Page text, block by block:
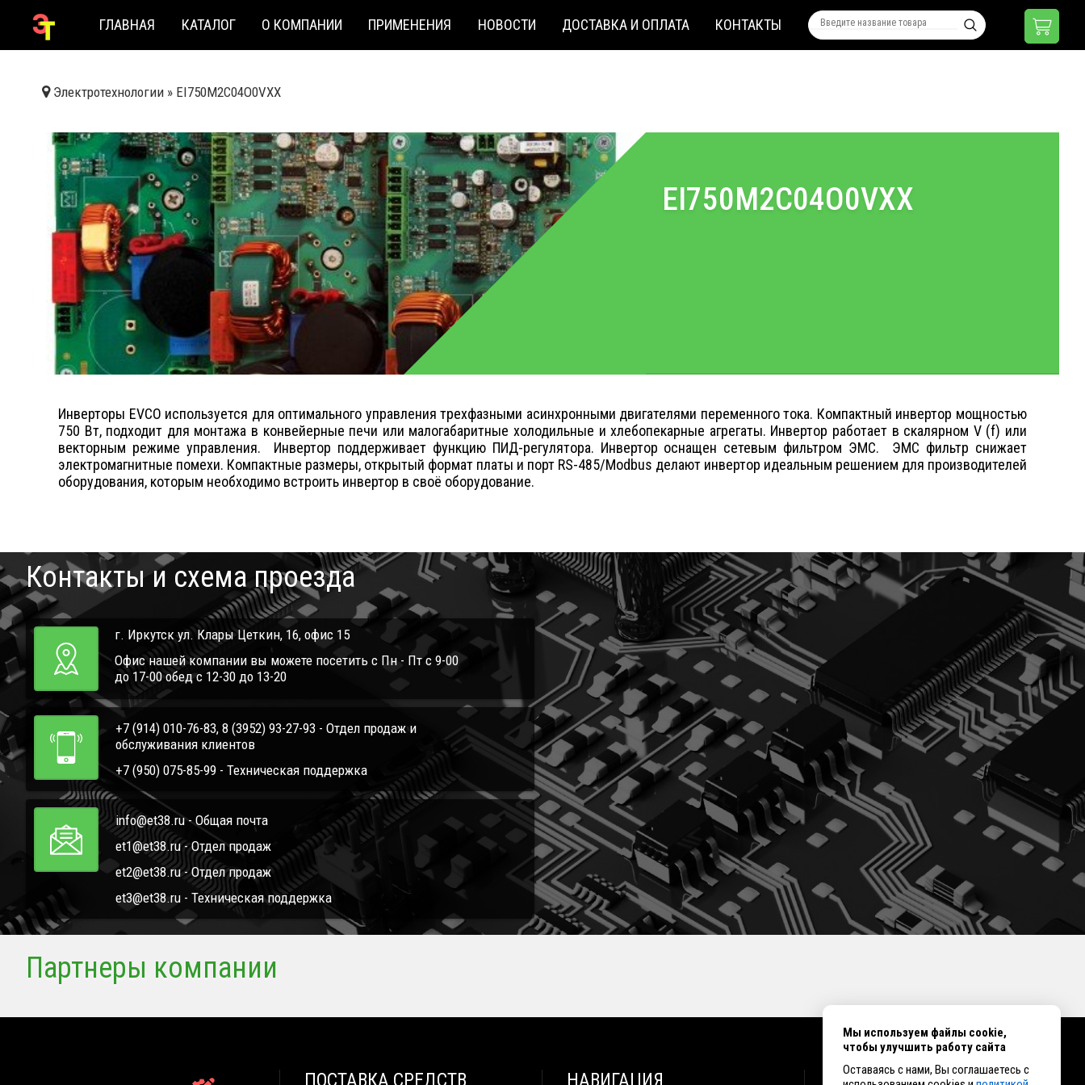
ГЛАВНАЯ КАТАЛОГ О КОМПАНИИ ПРИМЕНЕНИЯ НОВОСТИ ДОСТАВКА И ОПЛАТА КОНТАКТЫ
Электротехнологии » EI750M2C04O0VXX
EI750M2C04O0VXX
Инверторы EVCO используется для оптимального управления трехфазными асинхронными двигателями переменного тока. Компактный инвертор мощностью
750 Вт, подходит для монтажа в конвейерные печи или малогабаритные холодильные и хлебопекарные агрегаты. Инвертор работает в скалярном V (f) или
векторным режиме управления. Инвертор поддерживает функцию ПИД-регулятора. Инвертор оснащен сетевым фильтром ЭМС. ЭМС фильтр снижает
электромагнитные помехи. Компактные размеры, открытый формат платы и порт RS-485/Modbus делают инвертор идеальным решением для производителей
оборудования, которым необходимо встроить инвертор в своё оборудование.
Контакты и схема проезда
г. Иркутск ул. Клары Цеткин, 16, офис 15
Офис нашей компании вы можете посетить с Пн - Пт с 9-00
до 17-00 обед с 12-30 до 13-20
+7 (914) 010-76-83, 8 (3952) 93-27-93 - Отдел продаж и
обслуживания клиентов
+7 (950) 075-85-99 - Техническая поддержка
info@et38.ru - Общая почта
et1@et38.ru - Отдел продаж
et2@et38.ru - Отдел продаж
et3@et38.ru - Техническая поддержка
Партнеры компании
ПОСТАВКА СРЕДСТВ НАВИГАЦИЯ КОНТАКТЫ
Мы используем файлы cookie,
чтобы улучшить работу сайта
Оставаясь с нами, Вы соглашаетесь с